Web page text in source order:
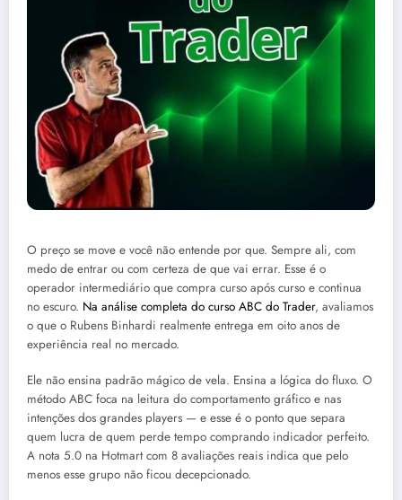
O preço se move e você não entende por que. Sempre ali, com
medo de entrar ou com certeza de que vai errar. Esse é o
operador intermediário que compra curso após curso e continua
no escuro. Na análise completa do curso ABC do Trader, avaliamos
o que o Rubens Binhardi realmente entrega em oito anos de
experiência real no mercado.
Ele não ensina padrão mágico de vela. Ensina a lógica do fluxo. O
método ABC foca na leitura do comportamento gráfico e nas
intenções dos grandes players — e esse é o ponto que separa
quem lucra de quem perde tempo comprando indicador perfeito.
A nota 5.0 na Hotmart com 8 avaliações reais indica que pelo
menos esse grupo não ficou decepcionado.